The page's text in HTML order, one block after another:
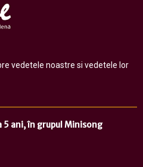
vedetele noastre si vedetele lor
5 ani, în grupul Minisong